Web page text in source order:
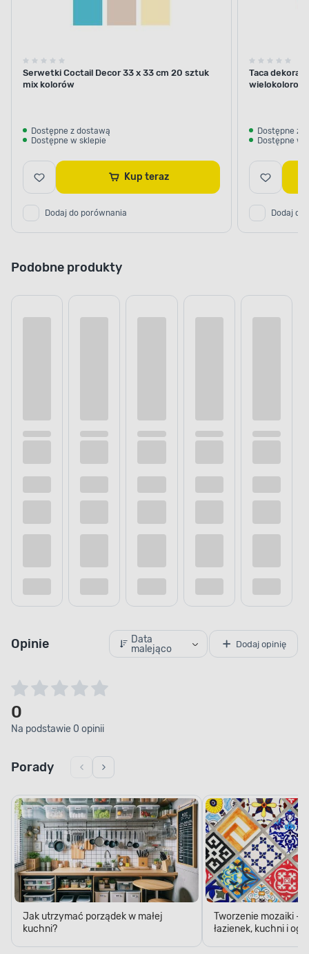
Serwetki Coctail Decor 33 x 33 cm 20 sztuk
mix kolorów
Dostępne z dostawą
Dostępne w sklepie
Kup teraz
Dodaj do porównania
Taca
Dostępne z
Dostępne w
Dodaj do
Podobne produkty
Opinie
Data
malejąco
Dodaj opinię
0
Na podstawie 0 opinii
Porady
Jak utrzymać porządek w małej
kuchni?
Tworzenie mozaiki -
łazienek, kuchni i